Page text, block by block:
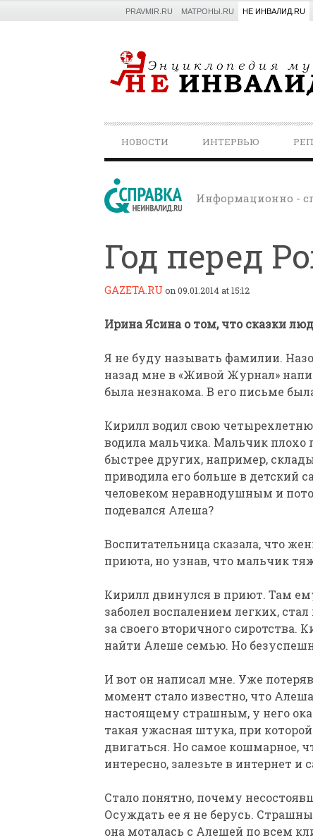
PRAVMIR.RU МАТРОНЫ.RU НЕ ИНВАЛИД.RU
NAVIGATION
НОВОСТИ ИНТЕРВЬЮ
Информационно -
Год перед
GAZETA.RU on 09.01.2014 at 15:12
Ирина Ясина о том, что сказки
Я не буду называть фамилии.
назад мне в «Живой Журнал»
была незнакома. В его письме
Кирилл водил свою
водила мальчика. Мальчик плохо
быстрее других, например,
приводила его больше в детский
человеком неравнодушным и
подевался Алеша?
Воспитательница сказала, что
приюта, но узнав, что мальчик
Кирилл двинулся в приют. Там
заболел воспалением легких,
за своего вторичного сиротства.
найти Алеше семью. Но
И вот он написал мне. Уже
момент стало известно, что
настоящему страшным, у него
такая ужасная штука, при
двигаться. Но самое кошмарное,
интересно, залезьте в интернет и
Стало понятно, почему
Осуждать ее я не берусь.
она моталась с Алешей по всем
ПАРАЛИМПИЙСКАЯ
БИАТЛОНУ И ЛЫЖНЫМ
КАЗАНИ ИРИНА
БЕЗ НОГ